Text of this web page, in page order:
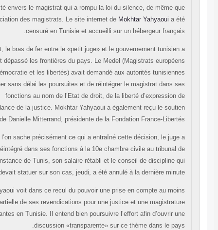
sa solidarité envers le magistrat qui a rompu la loi du silence, de
l’Association des magistrats. Le site internet deMokhtar
censuré en Tunisie et accueilli sur un hébergeur
En effet, le bras de fer entre le «petit juge» et le gouvernement
largement dépassé les frontières du pays. Le Medel (Magistrats
pour la démocratie et les libertés) avait demandé aux autorités
d’abandonner sans délai les poursuites et de réintégrer le magistrat
fonctions au nom de l’Etat de droit, de la liberté
l’indépendance de la justice. Mokhtar Yahyaoui a également reçu le
de Danielle Mitterrand, présidente de la Fondation France-
Sans que l’on sache précisément ce qui a entraîné cette décision, le
été réintégré dans ses fonctions à la 10e chambre civile au
première instance de Tunis, son salaire rétabli et le conseil de
devait statuer sur son cas, jeudi, a été annulé à la dernière
Le juge Yahyaoui voit dans ce recul du pouvoir une prise en compte au
partielle de ses revendications pour une justice et une
indépendantes en Tunisie. Il entend bien poursuivre l’effort afin
discussion «transparente» sur ce thème dans